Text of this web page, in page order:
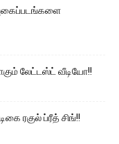
லேட்டஸ்ட் வீடியோ!!
ரகுல் ப்ரீத் சிங்!!